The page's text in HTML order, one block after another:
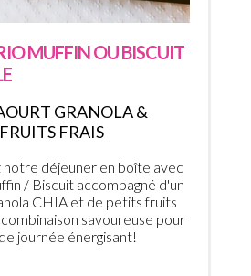
MUFFIN OU BISCUIT
GRANOLA &
FRAIS
notre déjeuner en boîte avec
/ Biscuit accompagné d'un
CHIA et de petits fruits
savoureuse pour
journée énergisant!